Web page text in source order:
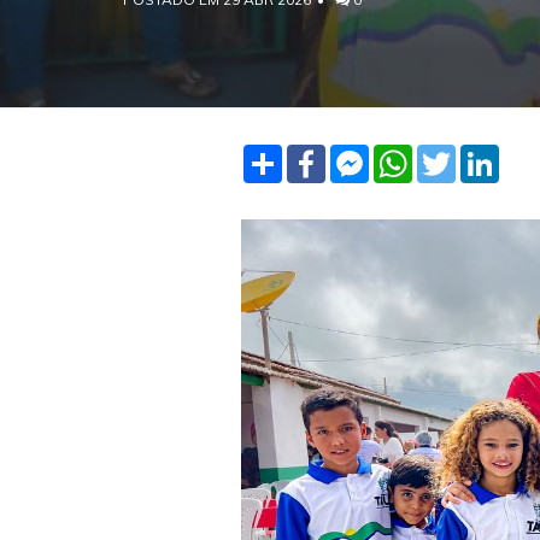
ShareFacebookFacebook
Messenger
WhatsApp
Twitter